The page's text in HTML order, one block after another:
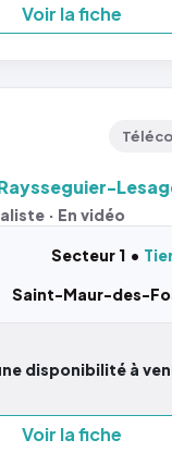
Voir la fiche
· En vidéo
Secteur 1
Saint-Maur-des-
disponibilité à
Voir la fiche